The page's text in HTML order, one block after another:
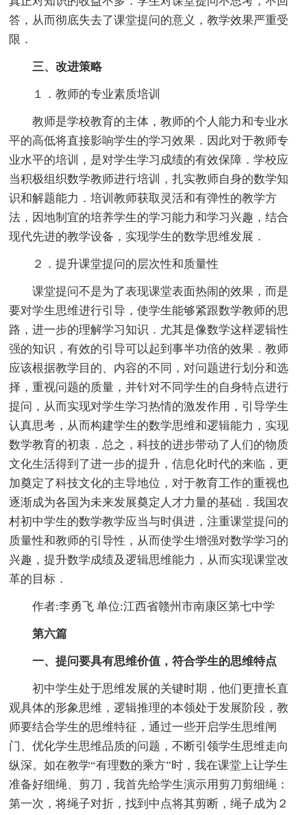
答，从而彻底失去了课堂提问的意义，教学效果严重受
限．
三、改进策略
１．教师的专业素质培训
教师是学校教育的主体，教师的个人能力和专业水
平的高低将直接影响学生的学习效果．因此对于教师专
业水平的培训，是对学生学习成绩的有效保障．学校应
当积极组织数学教师进行培训，扎实教师自身的数学知
识和解题能力．培训教师获取灵活和有弹性的教学方
法，因地制宜的培养学生的学习能力和学习兴趣，结合
现代先进的教学设备，实现学生的数学思维发展．
２．提升课堂提问的层次性和质量性
课堂提问不是为了表现课堂表面热闹的效果，而是
要对学生思维进行引导，使学生能够紧跟数学教师的思
路，进一步的理解学习知识．尤其是像数学这样逻辑性
强的知识，有效的引导可以起到事半功倍的效果．教师
应该根据教学目的、内容的不同，对问题进行划分和选
择，重视问题的质量，并针对不同学生的自身特点进行
提问，从而实现对学生学习热情的激发作用，引导学生
认真思考，从而构建学生的数学思维和逻辑能力，实现
数学教育的初衷．总之，科技的进步带动了人们的物质
文化生活得到了进一步的提升，信息化时代的来临，更
加奠定了科技文化的主导地位，对于教育工作的重视也
逐渐成为各国为未来发展奠定人才力量的基础．我国农
村初中学生的数学教学应当与时俱进，注重课堂提问的
质量性和教师的引导性，从而使学生增强对数学学习的
兴趣，提升数学成绩及逻辑思维能力，从而实现课堂改
革的目标．
作者:李勇飞 单位:江西省赣州市南康区第七中学
第六篇
一、提问要具有思维价值，符合学生的思维特点
初中学生处于思维发展的关键时期，他们更擅长直
观具体的形象思维，逻辑推理的本领处于发展阶段，教
师要结合学生的思维特征，通过一些开启学生思维闸
门、优化学生思维品质的问题，不断引领学生思维走向
纵深。如在教学“有理数的乘方”时，我在课堂上让学生
准备好细绳、剪刀，我首先给学生演示用剪刀剪细绳：
第一次，将绳子对折，找到中点将其剪断，绳子成为２